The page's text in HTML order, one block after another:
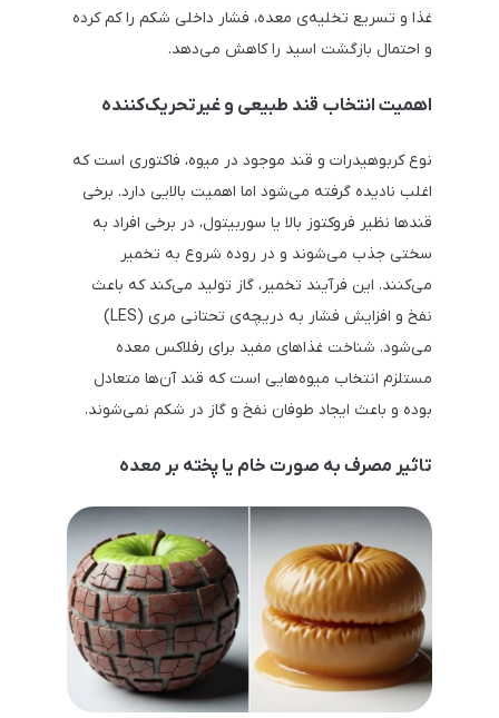
غذا و تسریع تخلیه‌ی معده، فشار داخلی شکم را کم کرده
و احتمال بازگشت اسید را کاهش می‌دهد.
اهمیت انتخاب قند طبیعی و غیرتحریک‌کننده
نوع کربوهیدرات و قند موجود در میوه، فاکتوری است که
اغلب نادیده گرفته می‌شود اما اهمیت بالایی دارد. برخی
قندها نظیر فروکتوز بالا یا سوربیتول، در برخی افراد به
سختی جذب می‌شوند و در روده شروع به تخمیر
می‌کنند. این فرآیند تخمیر، گاز تولید می‌کند که باعث
نفخ و افزایش فشار به دریچه‌ی تحتانی مری (LES)
می‌شود. شناخت غذاهای مفید برای رفلاکس معده
مستلزم انتخاب میوه‌هایی است که قند آن‌ها متعادل
بوده و باعث ایجاد طوفان نفخ و گاز در شکم نمی‌شوند.
تاثیر مصرف به صورت خام یا پخته بر معده